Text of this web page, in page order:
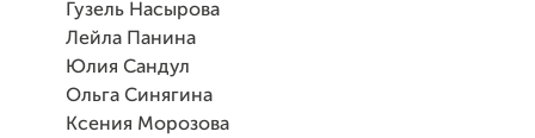
Гузель Насырова
Лейла Панина
Юлия Сандул
Ольга Синягина
Ксения Морозова